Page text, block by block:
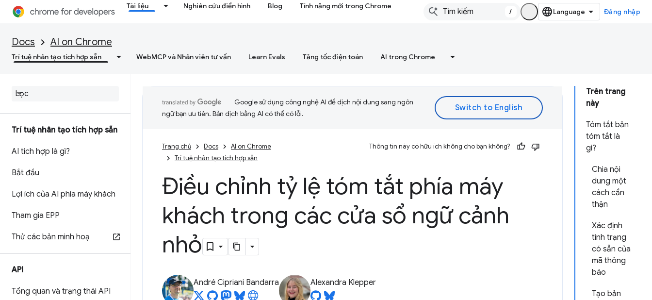
Tài liệu Nghiên cứu điển hình Blog Tính năng mới trong Chrome
/ Đăng nhập
Docs AI on Chrome
Trí tuệ nhân tạo tích hợp sẵn WebMCP và Nhân viên tư vấn Learn Evals Tăng tốc điện toán AI trong Chrome
Trí tuệ nhân tạo tích hợp sẵn
AI tích hợp là gì?
Bắt đầu
Lợi ích của AI phía máy khách
Tham gia EPP
Thử các bản minh hoạ
API
Tổng quan và trạng thái API
Trên trang
này
Tóm tắt bản
tóm tắt là
gì?
Chia nội
dung một
cách cẩn
thận
Xác định
tình trạng
có sẵn của
mã thông
báo
Tạo bản
Google sử dụng công nghệ AI để dịch nội dung sang ngôn
ngữ bạn ưu tiên. Bản dịch bằng AI có thể có lỗi.
Trang chủ Docs
AI on Chrome
Trí tuệ nhân tạo tích hợp sẵn
Thông tin này có hữu ích không cho bạn không?
Điều chỉnh tỷ lệ tóm tắt phía máy
khách trong các cửa sổ ngữ cảnh
nhỏ
André Cipriani Bandarra Alexandra Klepper